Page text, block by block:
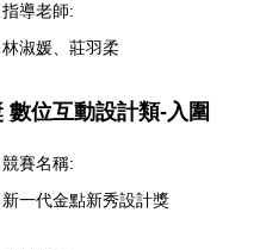
指導老師:
林淑媛、莊羽柔
位互動設計類-入圍
競賽名稱:
新一代金點新秀設計獎